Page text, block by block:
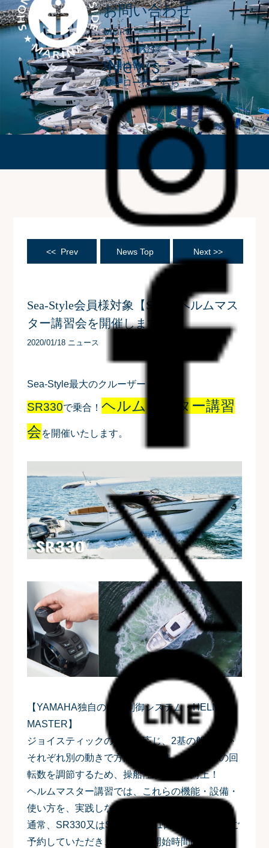
お問い合わせ
MORE
メルマガ登録
採用情報
フォローはこちら：
News
<< Prev News Top Next >>
Sea-Style会員様対象【SR330ヘルムマス
ター講習会を開催します】
2020/01/18 ニュース
Sea-Style最大のクルーザー！
SR330で乗合！ ヘルムマスター講習
会を開催いたします。
【YAMAHA独自の操船制御システム・HELM
MASTER】
ジョイスティックの操作に応じ、2基の船外機が
それぞれ別の動きで方向・前後進・エンジンの回
転数を調節するため、操船性が格段に向上！
ヘルムマスター講習では、これらの機能・設備・
使い方を、実践しながらレクチャーいたします。
通常、SR330又はSR320FBを1日もしくは半日ご
予約していただき、レンタル開始時間の最初の1